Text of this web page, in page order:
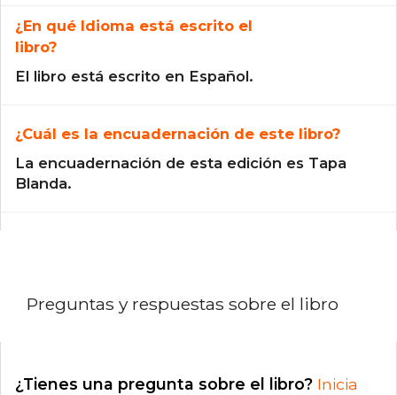
¿En qué Idioma está escrito el
libro?
El libro está escrito en Español.
¿Cuál es la encuadernación de este libro?
La encuadernación de esta edición es Tapa
Blanda.
Preguntas y respuestas sobre el libro
¿Tienes una pregunta sobre el libro? Inicia